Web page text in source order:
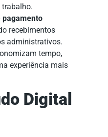
trabalho.
pagamento
recebimentos
administrativos.
tempo,
experiência mais
Digital